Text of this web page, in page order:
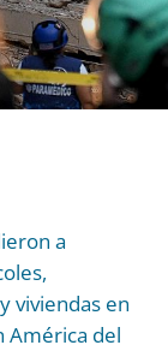
a
viviendas en
América del